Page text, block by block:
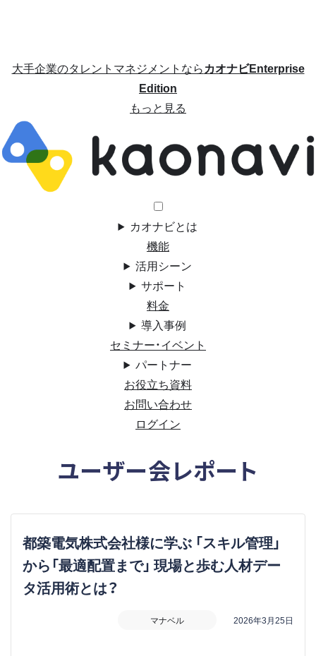
大手企業のタレントマネジメントならカオナビEnterprise
Edition
もっと見る
カオナビとは
機能
活用シーン
サポート
料金
導入事例
セミナー・イベント
パートナー
お役立ち資料
お問い合わせ
ログイン
ユーザー会レポート
都築電気株式会社様に学ぶ 「スキル管理」
から「最適配置まで」 現場と歩む人材デー
タ活用術とは？
2026年3月25日
マナベル